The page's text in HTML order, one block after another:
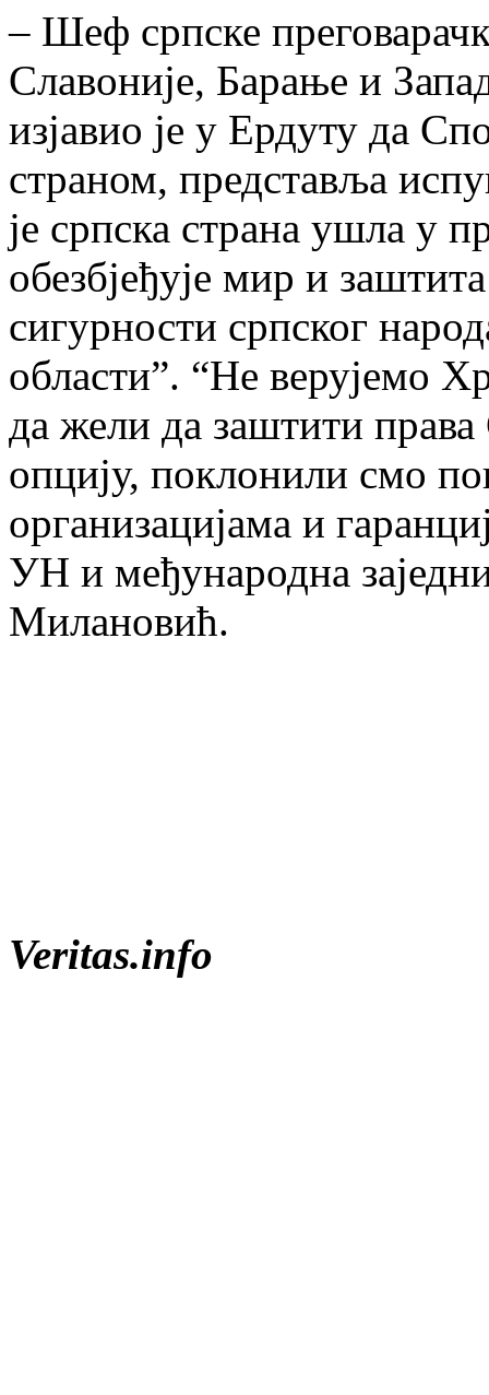
– Шеф српске
Славоније, Барање и
изјавио је у Ердуту да
страном, представља
је српска страна ушла у
обезбјеђује мир и
сигурности српског
области”. “Не верујемо
да жели да заштити
опцију, поклонили смо
организацијама и
УН и међународна
Милановић.
Veritas.info